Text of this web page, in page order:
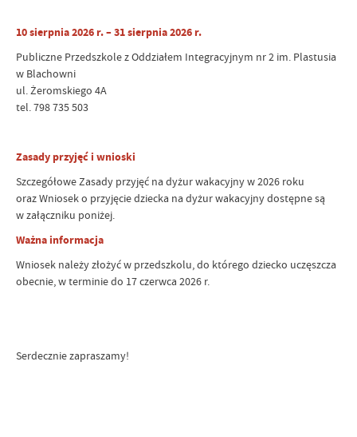
10 sierpnia 2026 r. – 31 sierpnia 2026 r.
Publiczne Przedszkole z Oddziałem Integracyjnym nr 2 im. Plastusia
w Blachowni
ul. Żeromskiego 4A
tel. 798 735 503
Zasady przyjęć i wnioski
Szczegółowe Zasady przyjęć na dyżur wakacyjny w 2026 roku
oraz Wniosek o przyjęcie dziecka na dyżur wakacyjny dostępne są
w załączniku poniżej.
Ważna informacja
Wniosek należy złożyć w przedszkolu, do którego dziecko uczęszcza
obecnie, w terminie do 17 czerwca 2026 r.
Serdecznie zapraszamy!